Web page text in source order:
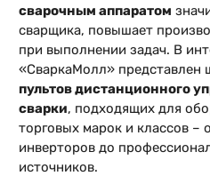
сварочным аппаратом
сварщика, повышает
при выполнении задач. В
«СваркаМолл» представлен
пультов дистанционного
сварки, подходящих для
торговых марок и классов –
инверторов до
источников.